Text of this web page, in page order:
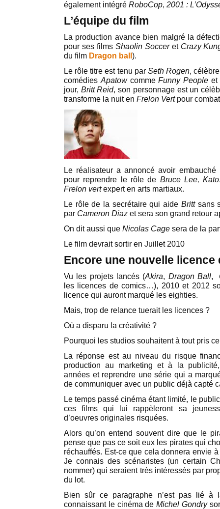
également intégré RoboCop, 2001 :
L’équipe du film
La production avance bien malgré la
pour ses films Shaolin Socceret Crazy
du film Dragon ball ).
Le rôle titre est tenu par Seth Rogen,
comédies ApatowcommeFunny People et
jour, Britt Reid, son personnage est un
transforme la nuit en Frelon Vertpour
Le réalisateur a annoncé avoir
pour reprendre le rôle de Bruce Lee, Kato
Frelon vertexpert en arts martiaux.
Le rôle de la secrétaire qui aide Brittsans
par Cameron Diaz et sera son grand retour
On dit aussi que Nicolas Cage sera de la
Le film devrait sortir en Juillet 2010
Encore une nouvelle licence
Vu les projets lancés (Akira, Dragon Ball,
les licences de comics…), 2010 et 2012
licence qui auront marqué les eighties.
Mais, trop de relance tuerait les licences ?
Où a disparu la créativité ?
Pourquoi les studios souhaitent à tout pris
La réponse est au niveau du risque
production au marketing et à la
années et reprendre une série qui a
de communiquer avec un public déjà capté
Le temps passé cinéma étant limité, le
ces films qui lui rappèleront sa
d’oeuvres originales risquées.
Alors qu’on entend souvent dire que le
pense que pas ce soit eux les pirates qui
réchauffés. Est-ce que cela donnera envie
Je connais des scénaristes (un certain
nommer) qui seraient très intéressés par
du lot.
Bien sûr ce paragraphe n’est pas lié
connaissant le cinéma deMichel Gondry